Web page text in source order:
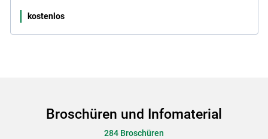
kostenlos
Broschüren und Infomaterial
284 Broschüren